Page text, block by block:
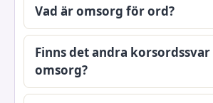
Vad är omsorg för ord?
Finns det andra
omsorg?